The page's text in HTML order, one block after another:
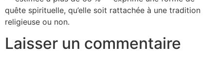
quête spirituelle, qu’elle soit rattachée à une tradition
religieuse ou non.
Laisser un commentaire